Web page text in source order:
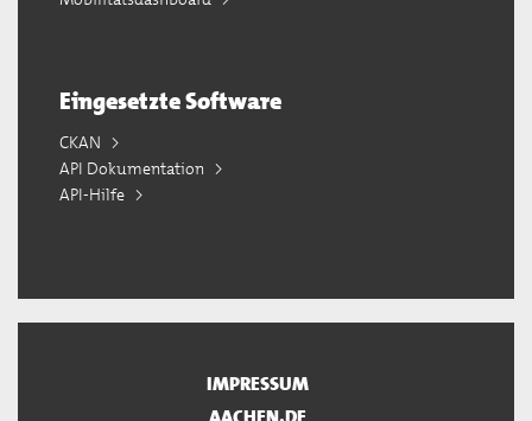
Eingesetzte Software
CKAN
API Dokumentation
API-Hilfe
IMPRESSUM